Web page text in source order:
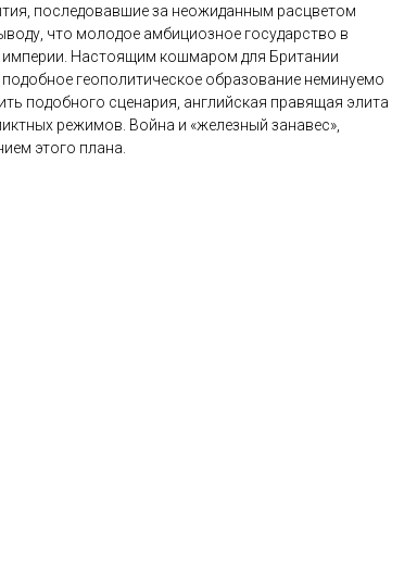
последовавшие за неожиданным расцветом
что молодое амбициозное государство в
Настоящим кошмаром для Британии
геополитическое образование неминуемо
подобного сценария, английская правящая элита
режимов. Война и «железный занавес»,
этого плана.